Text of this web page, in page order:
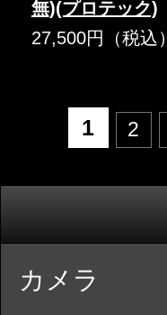
無)(プロテック)
27,500円（税込）
1 2
カメラ